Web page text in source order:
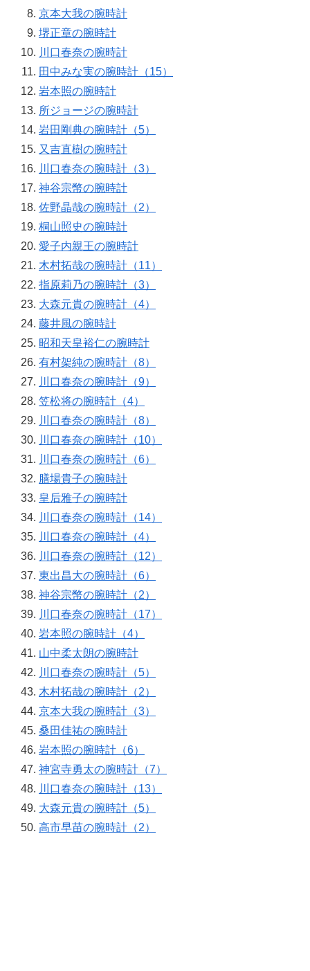
京本大我の腕時計
堺正章の腕時計
川口春奈の腕時計
田中みな実の腕時計（15）
岩本照の腕時計
所ジョージの腕時計
岩田剛典の腕時計（5）
又吉直樹の腕時計
川口春奈の腕時計（3）
神谷宗幣の腕時計
佐野晶哉の腕時計（2）
桐山照史の腕時計
愛子内親王の腕時計
木村拓哉の腕時計（11）
指原莉乃の腕時計（3）
大森元貴の腕時計（4）
藤井風の腕時計
昭和天皇裕仁の腕時計
有村架純の腕時計（8）
川口春奈の腕時計（9）
笠松将の腕時計（4）
川口春奈の腕時計（8）
川口春奈の腕時計（10）
川口春奈の腕時計（6）
膳場貴子の腕時計
皇后雅子の腕時計
川口春奈の腕時計（14）
川口春奈の腕時計（4）
川口春奈の腕時計（12）
東出昌大の腕時計（6）
神谷宗幣の腕時計（2）
川口春奈の腕時計（17）
岩本照の腕時計（4）
山中柔太朗の腕時計
川口春奈の腕時計（5）
木村拓哉の腕時計（2）
京本大我の腕時計（3）
桑田佳祐の腕時計
岩本照の腕時計（6）
神宮寺勇太の腕時計（7）
川口春奈の腕時計（13）
大森元貴の腕時計（5）
高市早苗の腕時計（2）